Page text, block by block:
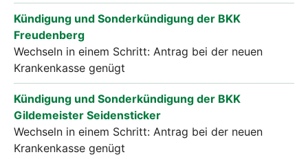
Kündigung und Sonderkündigung der BKK
Freudenberg
Wechseln in einem Schritt: Antrag bei der neuen
Krankenkasse genügt
Kündigung und Sonderkündigung der BKK
Gildemeister Seidensticker
Wechseln in einem Schritt: Antrag bei der neuen
Krankenkasse genügt